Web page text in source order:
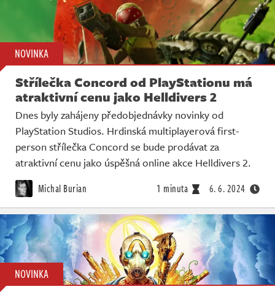
NOVINKA
Střílečka Concord od PlayStationu má
atraktivní cenu jako Helldivers 2
Dnes byly zahájeny předobjednávky novinky od
PlayStation Studios. Hrdinská multiplayerová first-
person střílečka Concord se bude prodávat za
atraktivní cenu jako úspěšná online akce Helldivers 2.
Michal Burian 1 minuta 6. 6. 2024
NOVINKA